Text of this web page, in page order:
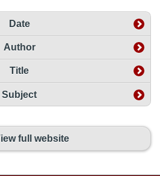
Date
Author
Title
Subject
full website